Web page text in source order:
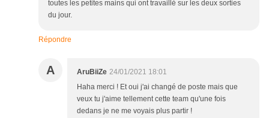
toutes les petites mains qui ont travaillé sur les deux sorties
du jour.
Répondre
A AruBiiZe 24/01/2021 18:01
Haha merci ! Et oui j'ai changé de poste mais que
veux tu j'aime tellement cette team qu'une fois
dedans je ne me voyais plus partir !